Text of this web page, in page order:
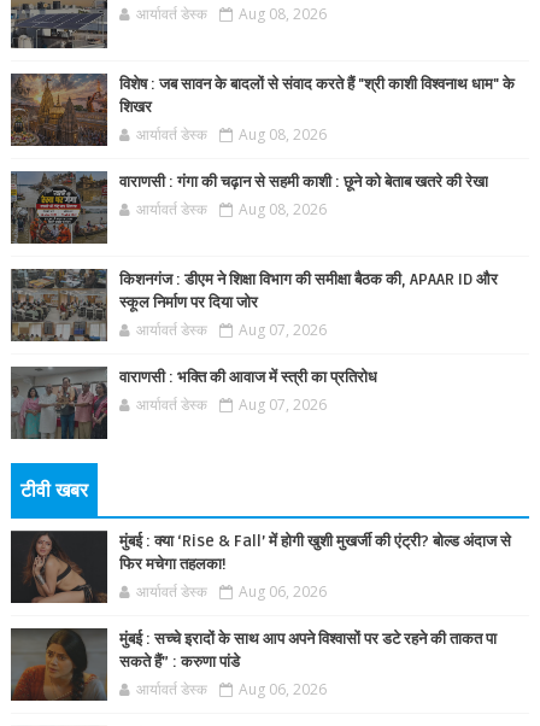
आर्यावर्त डेस्क Aug 08, 2026
विशेष : जब सावन के बादलों से संवाद करते हैं "श्री काशी विश्वनाथ धाम" के
शिखर
आर्यावर्त डेस्क Aug 08, 2026
वाराणसी : गंगा की चढ़ान से सहमी काशी : छूने को बेताब खतरे की रेखा
आर्यावर्त डेस्क Aug 08, 2026
किशनगंज : डीएम ने शिक्षा विभाग की समीक्षा बैठक की, APAAR ID और
स्कूल निर्माण पर दिया जोर
आर्यावर्त डेस्क Aug 07, 2026
वाराणसी : भक्ति की आवाज में स्त्री का प्रतिरोध
आर्यावर्त डेस्क Aug 07, 2026
टीवी खबर
मुंबई : क्या ‘Rise & Fall’ में होगी खुशी मुखर्जी की एंट्री? बोल्ड अंदाज से
फिर मचेगा तहलका!
आर्यावर्त डेस्क Aug 06, 2026
मुंबई : सच्चे इरादों के साथ आप अपने विश्वासों पर डटे रहने की ताकत पा
सकते हैं” : करुणा पांडे
आर्यावर्त डेस्क Aug 06, 2026